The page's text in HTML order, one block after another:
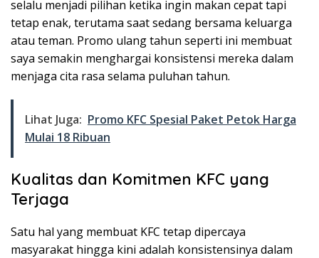
selalu menjadi pilihan ketika ingin makan cepat tapi
tetap enak, terutama saat sedang bersama keluarga
atau teman. Promo ulang tahun seperti ini membuat
saya semakin menghargai konsistensi mereka dalam
menjaga cita rasa selama puluhan tahun.
Lihat Juga: Promo KFC Spesial Paket Petok Harga
Mulai 18 Ribuan
Kualitas dan Komitmen KFC yang
Terjaga
Satu hal yang membuat KFC tetap dipercaya
masyarakat hingga kini adalah konsistensinya dalam